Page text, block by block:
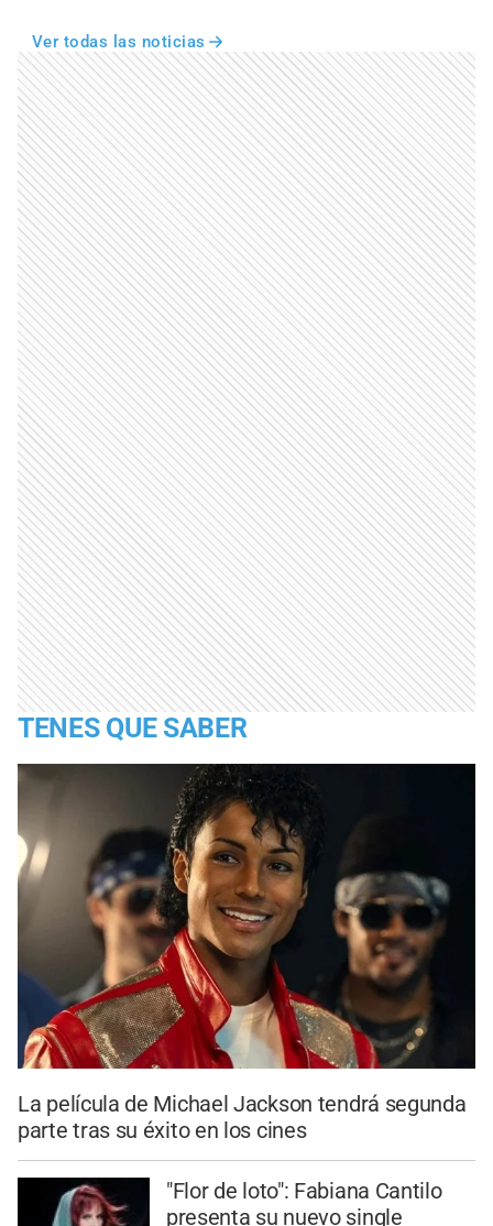
Ver todas las noticias
TENES QUE SABER
La película de Michael Jackson tendrá segunda
parte tras su éxito en los cines
"Flor de loto": Fabiana Cantilo
presenta su nuevo single